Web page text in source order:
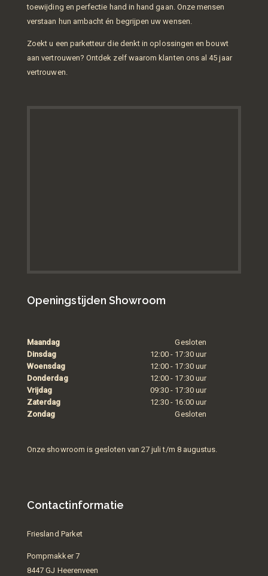
toewijding en perfectie hand in hand gaan. Onze mensen
verstaan hun ambacht én begrijpen uw wensen.
Zoekt u een parketteur die denkt in oplossingen en bouwt
aan vertrouwen? Ontdek zelf waarom klanten ons al 45 jaar
vertrouwen.
Openingstijden Showroom
Maandag
Gesloten
Dinsdag
12:00 - 17:30 uur
Woensdag
12:00 - 17:30 uur
Donderdag
12:00 - 17:30 uur
Vrijdag
09:30 - 17:30 uur
Zaterdag
12:30 - 16:00 uur
Zondag
Gesloten
Onze showroom is gesloten van 27 juli t/m 8 augustus.
Contactinformatie
Friesland Parket
Pompmakker 7
8447 GJ Heerenveen